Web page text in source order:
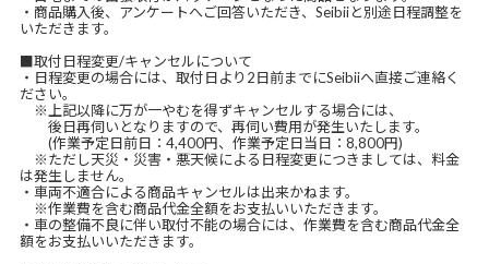
・商品購入後、アンケートへご回答いただき、Seibiiと別途日程調整を
いただきます。
■取付日程変更/キャンセルについて
・日程変更の場合には、取付日より2日前までにSeibiiへ直接ご連絡く
ださい。
※上記以降に万が一やむを得ずキャンセルする場合には、
後日再伺いとなりますので、再伺い費用が発生いたします。
(作業予定日前日：4,400円、作業予定日当日：8,800円)
※ただし天災・災害・悪天候による日程変更につきましては、料金
は発生しません。
・車両不適合による商品キャンセルは出来かねます。
※作業費を含む商品代金全額をお支払いいただきます。
・車の整備不良に伴い取付不能の場合には、作業費を含む商品代金全
額をお支払いいただきます。